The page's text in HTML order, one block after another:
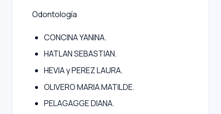
Odontología
CONCINA YANINA.
HATLAN SEBASTIAN.
HEVIA y PEREZ LAURA.
OLIVERO MARIA MATILDE.
PELAGAGGE DIANA.